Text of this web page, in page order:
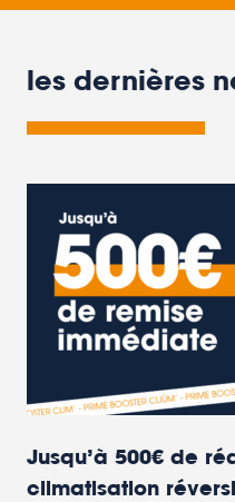
les dernières
Jusqu’à 500€ de
climatisation